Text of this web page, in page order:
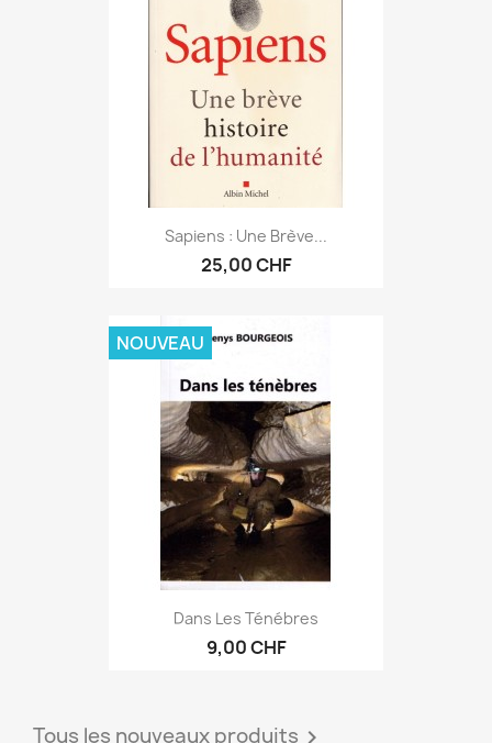
Sapiens : Une Brève...
25,00 CHF
Dans Les Ténébres
9,00 CHF
NOUVEAU
Tous les nouveaux produits